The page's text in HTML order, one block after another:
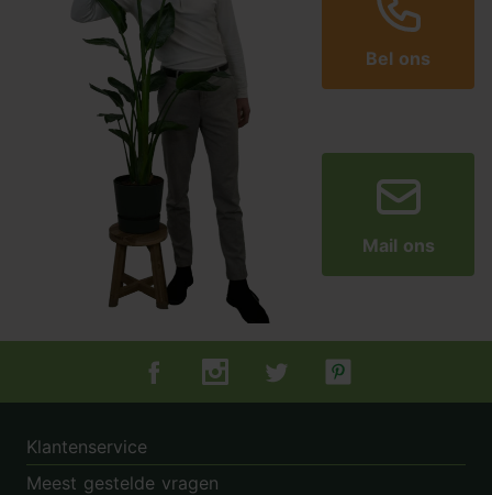
Bel ons
Mail ons
Tuincentrum.nl op Facebook
Tuincentrum.nl op Instagram
Tuincentrum.nl op Twitter
Tuincentrum.nl op
Klantenservice
Meest gestelde vragen